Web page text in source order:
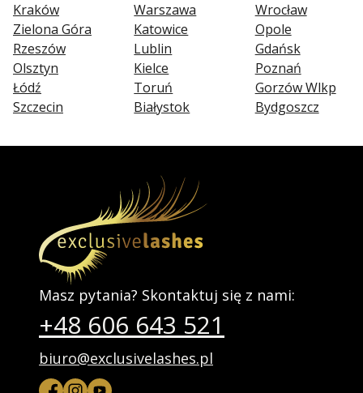
Kraków
Zielona Góra
Rzeszów
Olsztyn
Łódź
Szczecin
Warszawa
Katowice
Lublin
Kielce
Toruń
Białystok
Wrocław
Opole
Gdańsk
Poznań
Gorzów Wlkp
Bydgoszcz
Masz pytania? Skontaktuj się z nami:
+48 606 643 521
biuro@exclusivelashes.pl